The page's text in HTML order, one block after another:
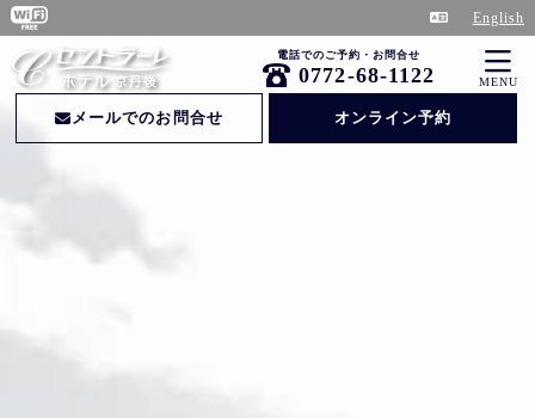
English
電話でのご予約・お問合せ
0772-68-1122
メールでのお問合せ オンライン予約
MENU